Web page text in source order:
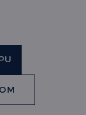
gold količina